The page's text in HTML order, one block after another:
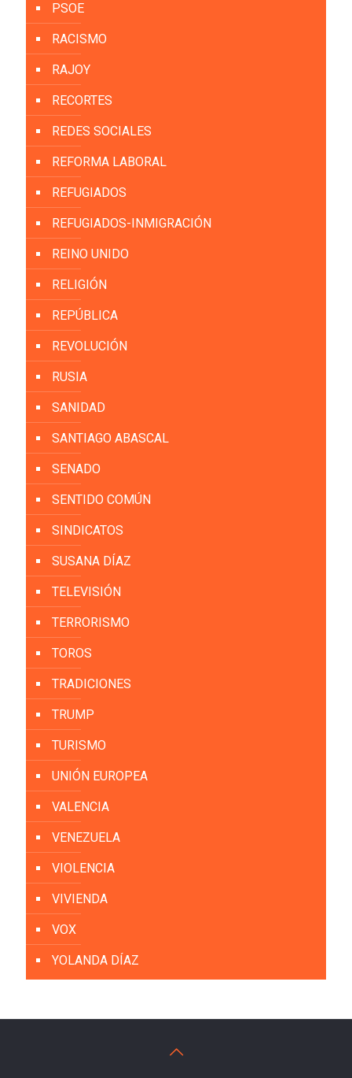
PSOE
RACISMO
RAJOY
RECORTES
REDES SOCIALES
REFORMA LABORAL
REFUGIADOS
REFUGIADOS-INMIGRACIÓN
REINO UNIDO
RELIGIÓN
REPÚBLICA
REVOLUCIÓN
RUSIA
SANIDAD
SANTIAGO ABASCAL
SENADO
SENTIDO COMÚN
SINDICATOS
SUSANA DÍAZ
TELEVISIÓN
TERRORISMO
TOROS
TRADICIONES
TRUMP
TURISMO
UNIÓN EUROPEA
VALENCIA
VENEZUELA
VIOLENCIA
VIVIENDA
VOX
YOLANDA DÍAZ